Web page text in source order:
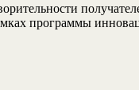
программы